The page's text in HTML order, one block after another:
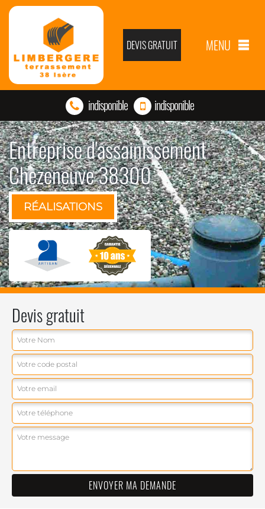
DEVIS GRATUIT MENU
indisponible indisponible
Entreprise d'assainissement
Chezeneuve 38300
RÉALISATIONS
Devis gratuit